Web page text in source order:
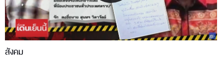
Video
สังคม